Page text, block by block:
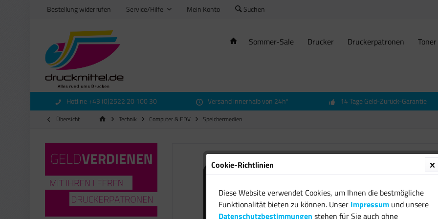
Bestellung widerrufen Service/Hilfe Mein Konto Suchen
Sommer-Sale Drucker Druckerpatronen Toner
Hotline +43 (0)2522 20 100 30 Versand innerhalb von 24h* 14 Tage Geld-Zurück-Garantie
Übersicht Technik Computer & EDV Speichermedien
SD-
Cookie-Richtlinien
Diese Website verwendet Cookies, um Ihnen die bestmögliche
Funktionalität bieten zu können. Unser Impressum und unsere
Datenschutzbestimmungen stehen für Sie auch ohne